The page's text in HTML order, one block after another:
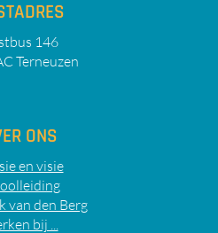
146
Terneuzen
ONS
en visie
van den Berg
bij ...